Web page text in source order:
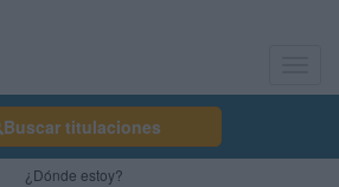
Buscar titulaciones
¿Dónde estoy?